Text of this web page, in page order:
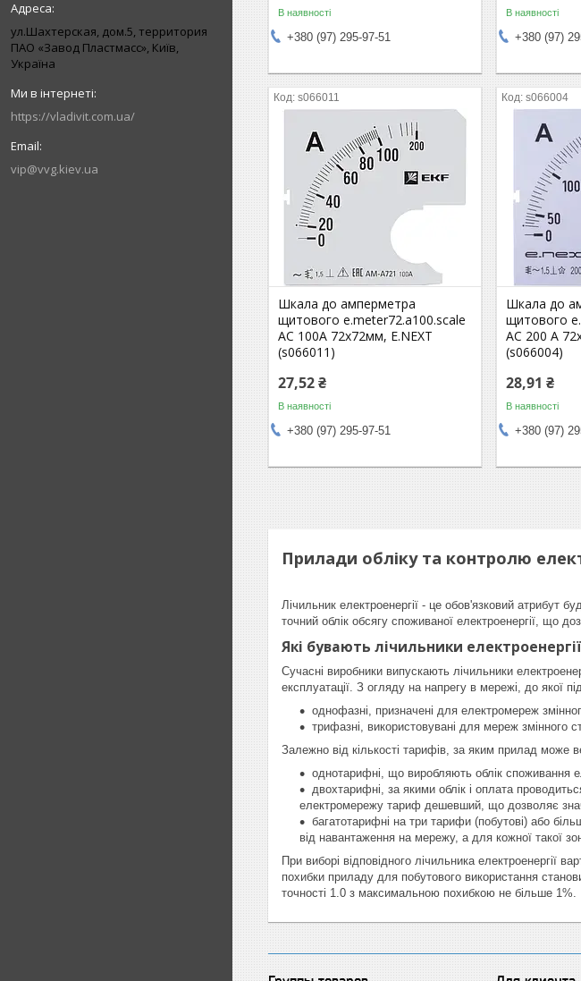
ул.Шахтерская, дом.5, территория
ПАО «Завод Пластмасс», Київ,
Україна
https://vladivit.com.ua/
vip@vvg.kiev.ua
В наявності
+380 (97) 295-97-51
В наявності
+380 (97)
s066011
Шкала до амперметра
щитового e.meter72.a100.scale
АС 100А 72х72мм, E.NEXT
(s066011)
27,52 ₴
В наявності
+380 (97) 295-97-51
s066004
Шкала до
щитового
АС 200 А
(s066004)
28,91 ₴
В наявності
+380 (97)
Прилади обліку та контролю
Лічильник електроенергії - це обов'язковий атрибут
точний облік обсягу споживаної електроенергії, що
Які бувають лічильники електроенергії
Сучасні виробники випускають лічильники
експлуатації. З огляду на напрегу в мережі, до якої
однофазні, призначені для електромереж
трифазні, використовувані для мереж змінного
Залежно від кількості тарифів, за яким прилад може
однотарифні, що виробляють облік споживання
двохтарифні, за якими облік і оплата
електромережу тариф дешевший, що дозволяє
багатотарифні на три тарифи (побутові) або
від навантаження на мережу, а для кожної такої
При виборі відповідного лічильника електроенергії
похибки приладу для побутового використання
точності 1.0 з максимальною похибкою не більше 1%.